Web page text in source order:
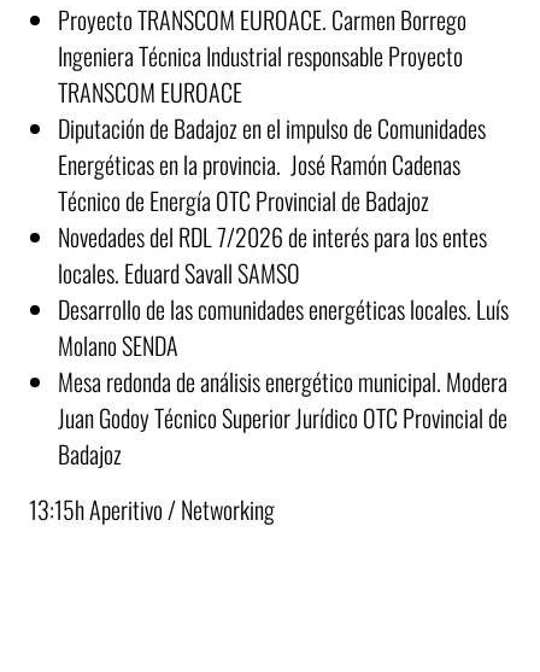
Proyecto TRANSCOM EUROACE. Carmen Borrego
Ingeniera Técnica Industrial responsable Proyecto
TRANSCOM EUROACE
Diputación de Badajoz en el impulso de Comunidades
Energéticas en la provincia. José Ramón Cadenas
Técnico de Energía OTC Provincial de Badajoz
Novedades del RDL 7/2026 de interés para los entes
locales. Eduard Savall SAMSO
Desarrollo de las comunidades energéticas locales. Luís
Molano SENDA
Mesa redonda de análisis energético municipal. Modera
Juan Godoy Técnico Superior Jurídico OTC Provincial de
Badajoz
13:15h Aperitivo / Networking